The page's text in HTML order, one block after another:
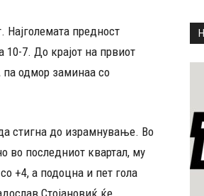
Најголемата предност
7. До крајот на првиот
одмор заминаа со
стигна до израмнување. Во
во последниот квартал, му
+4, а подоцна и пет гола
Стојановиќ ќе